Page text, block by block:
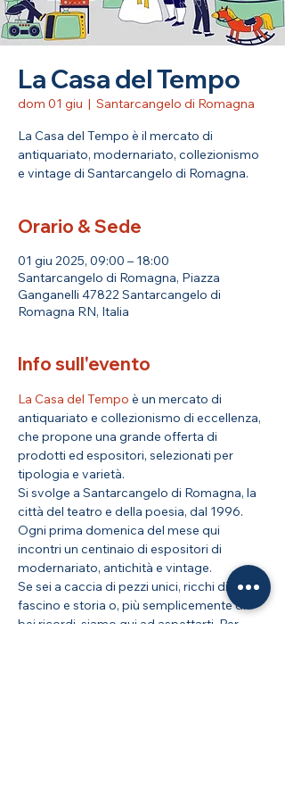
La Casa del Tempo
dom 01 giu
  |
Santarcangelo di Romagna
La Casa del Tempo è il mercato di
antiquariato, modernariato, collezionismo
e vintage di Santarcangelo di Romagna.
Orario & Sede
01 giu 2025, 09:00 – 18:00
Santarcangelo di Romagna, Piazza
Ganganelli 47822 Santarcangelo di
Romagna RN, Italia
Info sull'evento
La Casa del Tempo è un mercato di
antiquariato e collezionismo di eccellenza,
che propone una grande offerta di
prodotti ed espositori, selezionati per
tipologia e varietà.
Si svolge a Santarcangelo di Romagna, la
città del teatro e della poesia, dal 1996.
Ogni prima domenica del mese qui
incontri un centinaio di espositori di
modernariato, antichità e vintage.
Se sei a caccia di pezzi unici, ricchi di
fascino e storia o, più semplicemente di
bei ricordi, siamo qui ad aspettarti. Per